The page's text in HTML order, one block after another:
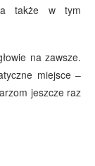
a także w tym
na zawsze.
miejsce –
jeszcze raz